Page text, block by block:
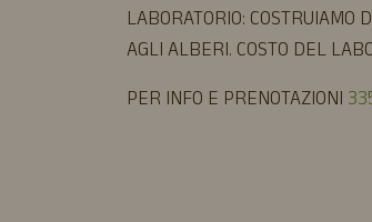
LABORATORIO:
AGLI ALBERI. COSTO DEL
PER INFO E PRENOTAZIONI